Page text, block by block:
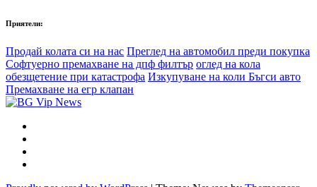
Приятели:
Продай колата си на нас Преглед на автомобил преди покупка
Софтуерно премахване на дпф филтър оглед на кола
обезщетение при катастрофа Изкупуване на коли Бъгси авто
Премахване на егр клапан